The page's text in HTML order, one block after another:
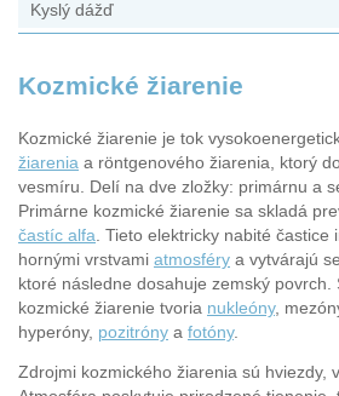
Kyslý dážď
Kozmické žiarenie
Kozmické žiarenie je tok
žiarenia a röntgenového žiarenia, ktorý
vesmíru. Delí na dve zložky: primárnu a
Primárne kozmické žiarenie sa skladá
častíc alfa . Tieto elektricky nabité častice
hornými vrstvami atmosféry a vytvárajú
ktoré následne dosahuje zemský povrch.
kozmické žiarenie tvoria nukleóny,
hyperóny, pozitróny a fotóny.
Zdrojmi kozmického žiarenia sú hviezdy,